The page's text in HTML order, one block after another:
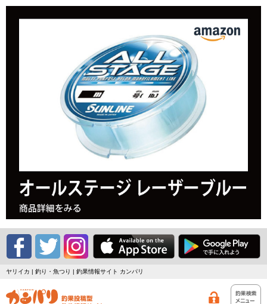
ヤリイカ | 釣り・魚つり | 釣果情報サイト カンパリ